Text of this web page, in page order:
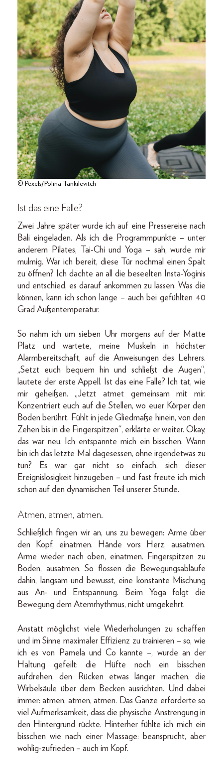
© Pexels/Polina Tankilevitch
Ist das eine Falle?
Zwei Jahre später wurde ich auf eine Pressereise nach
Bali eingeladen. Als ich die Programmpunkte – unter
anderem Pilates, Tai-Chi und Yoga – sah, wurde mir
mulmig. War ich bereit, diese Tür nochmal einen Spalt
zu öffnen? Ich dachte an all die beseelten Insta-Yoginis
und entschied, es darauf ankommen zu lassen. Was die
können, kann ich schon lange – auch bei gefühlten 40
Grad Außentemperatur.
So nahm ich um sieben Uhr morgens auf der Matte
Platz und wartete, meine Muskeln in höchster
Alarmbereitschaft, auf die Anweisungen des Lehrers.
„Setzt euch bequem hin und schließt die Augen“,
lautete der erste Appell. Ist das eine Falle? Ich tat, wie
mir geheißen. „Jetzt atmet gemeinsam mit mir.
Konzentriert euch auf die Stellen, wo euer Körper den
Boden berührt. Fühlt in jede Gliedmaße hinein, von den
Zehen bis in die Fingerspitzen“, erklärte er weiter. Okay,
das war neu. Ich entspannte mich ein bisschen. Wann
bin ich das letzte Mal dagesessen, ohne irgendetwas zu
tun? Es war gar nicht so einfach, sich dieser
Ereignislosigkeit hinzugeben – und fast freute ich mich
schon auf den dynamischen Teil unserer Stunde.
Atmen, atmen, atmen.
Schließlich fingen wir an, uns zu bewegen: Arme über
den Kopf, einatmen. Hände vors Herz, ausatmen.
Arme wieder nach oben, einatmen. Fingerspitzen zu
Boden, ausatmen. So flossen die Bewegungsabläufe
dahin, langsam und bewusst, eine konstante Mischung
aus An- und Entspannung. Beim Yoga folgt die
Bewegung dem Atemrhythmus, nicht umgekehrt.
Anstatt möglichst viele Wiederholungen zu schaffen
und im Sinne maximaler Effizienz zu trainieren – so, wie
ich es von Pamela und Co kannte –, wurde an der
Haltung gefeilt: die Hüfte noch ein bisschen
aufdrehen, den Rücken etwas länger machen, die
Wirbelsäule über dem Becken ausrichten. Und dabei
immer: atmen, atmen, atmen. Das Ganze erforderte so
viel Aufmerksamkeit, dass die physische Anstrengung in
den Hintergrund rückte. Hinterher fühlte ich mich ein
bisschen wie nach einer Massage: beansprucht, aber
wohlig-zufrieden – auch im Kopf.